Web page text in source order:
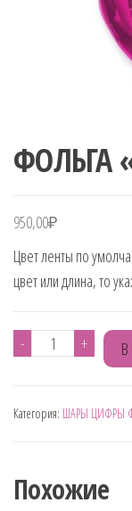
ФОЛЬГА
950,00₽
Цвет ленты по
цвет или длина, то
-
Количество
"ЦИФРА
+
Категория: ШАРЫ ЦИФРЫ
Похожие